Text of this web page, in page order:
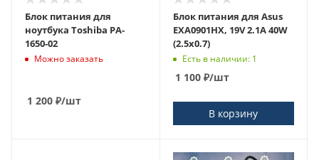
Блок питания для
ноутбука Toshiba PA-
1650-02
Можно заказать
1 200 ₽/шт
Блок питания для Asus
EXA0901HX, 19V 2.1A 40W
(2.5x0.7)
Есть в наличии: 1
1 100₽/шт
В корзину